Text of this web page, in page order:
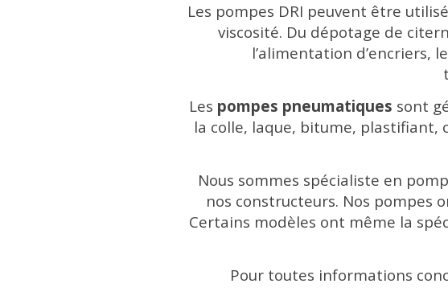
Les pompes DRI peuvent être
viscosité. Du dépotage de
l’alimentation d’encriers,
Les pompes pneumatiques sont
la colle, laque, bitume, plastifiant,
Nous sommes spécialiste en
nos constructeurs. Nos pompes
Certains modèles ont même la
Pour toutes informations